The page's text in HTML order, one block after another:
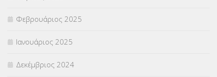
Φεβρουάριος 2025
Ιανουάριος 2025
Δεκέμβριος 2024